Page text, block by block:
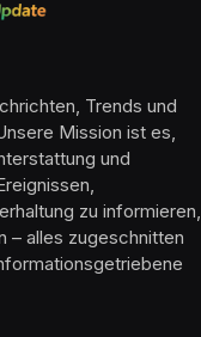
Trends und
Mission ist es,
und
zu informieren,
– alles zugeschnitten